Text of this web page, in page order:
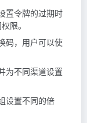
置令牌的过期时
限。
码，用户可以使
为不同渠道设置
设置不同的倍